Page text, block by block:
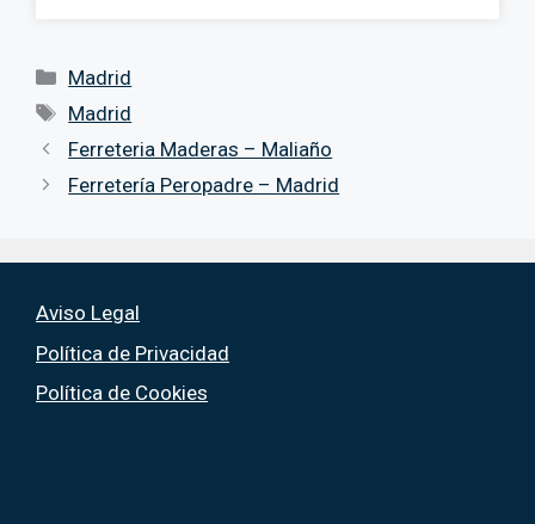
Categorías
Madrid
Etiquetas
Madrid
Ferreteria Maderas – Maliaño
Ferretería Peropadre – Madrid
Aviso Legal
Política de Privacidad
Política de Cookies